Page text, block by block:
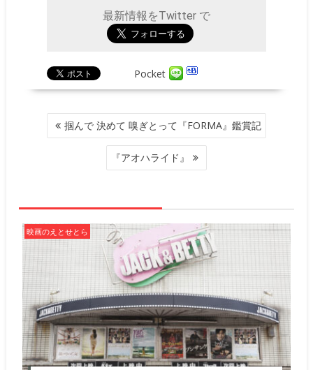
最新情報をTwitter で
Pocket
シ
ョ
ン
掴んで 決めて 嗅ぎとって『FORMA』鑑賞記
『アオハライド』
映画のえとせとら